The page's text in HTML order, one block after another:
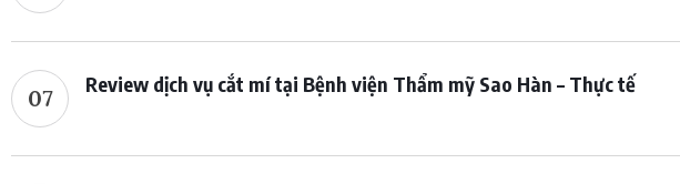
07
Review dịch vụ cắt mí tại Bệnh viện Thẩm mỹ Sao Hàn – Thực tế